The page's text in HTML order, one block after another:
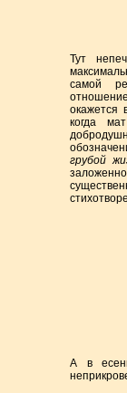
Тут
самой
окажется
когда
грубой
А в